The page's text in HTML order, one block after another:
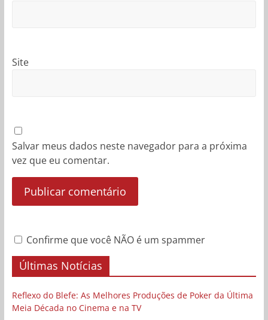
Site
Salvar meus dados neste navegador para a próxima
vez que eu comentar.
Confirme que você NÃO é um spammer
Últimas Notícias
Reflexo do Blefe: As Melhores Produções de Poker da Última
Meia Década no Cinema e na TV